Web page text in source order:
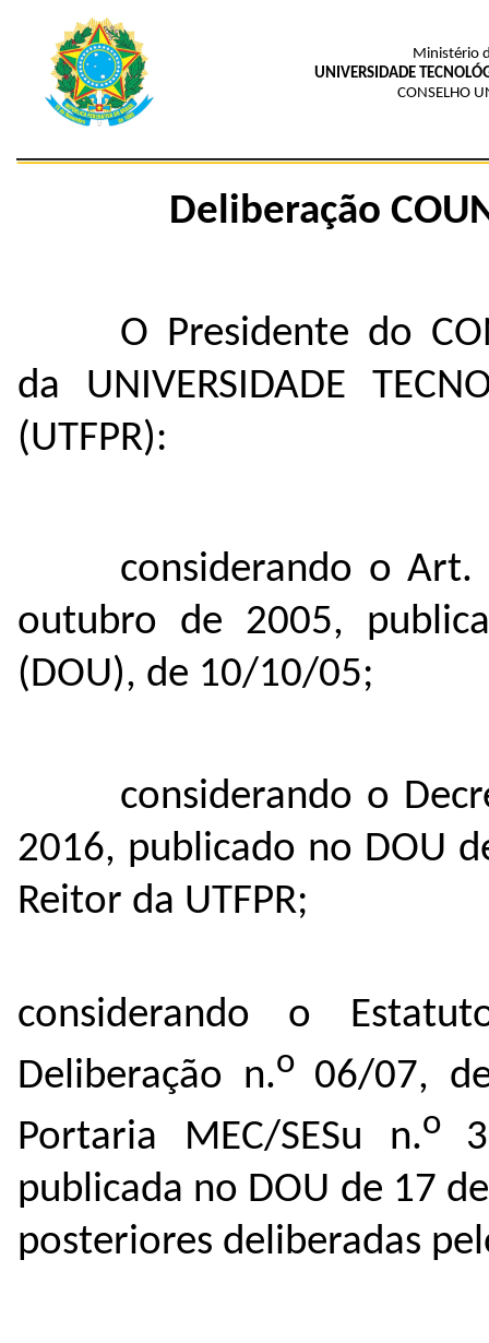
Ministério
UNIVERSIDADE
CONSELHO
Deliberação
O Presidente do
da UNIVERSIDADE
(UTFPR):
considerando o Art.
outubro de 2005,
(DOU), de 10/10/05;
considerando o
2016, publicado no DOU
Reitor da UTFPR;
considerando o
Deliberação n.o06/07,
Portaria MEC/SESu n.o
publicada no DOU de 17
posteriores deliberadas